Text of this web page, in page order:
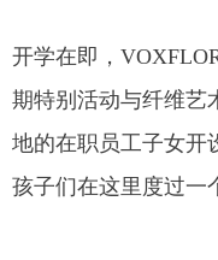
开学在即，
期特别活动与纤维艺
地的在职员工子女开
孩子们在这里度过一